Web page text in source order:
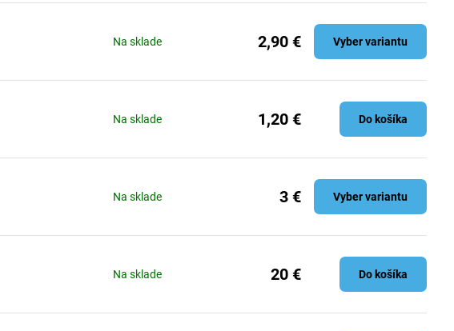
Na sklade 2,90 € Vyber variantu
Na sklade 1,20 € Do košíka
Na sklade 3 € Vyber variantu
Na sklade 20 € Do košíka